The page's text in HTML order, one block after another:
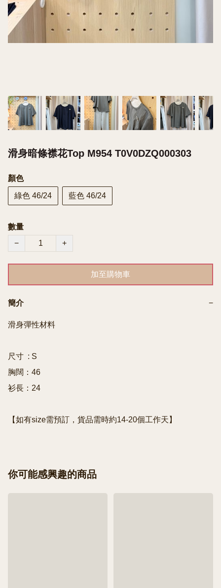
滑身暗條襟花Top M954 T0V0DZQ000303
顏色
綠色 46/24 藍色 46/24
數量
−
+
加至購物車
簡介 −
滑身彈性材料
尺寸  : S
胸闊：46
衫長：24
【如有size需預訂，貨品需時約14-20個工作天】
你可能感興趣的商品